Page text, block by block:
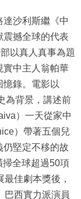
沙利斯繼《中
震撼全球的代表
以真人真事為題
實中主人翁帕華
錄。電影以
為背景，講述前
）一天從家中
）帶著五個兒
仍堅定不移的故
掃全球超過50項
佳劇本獎後，
巴西實力派演員